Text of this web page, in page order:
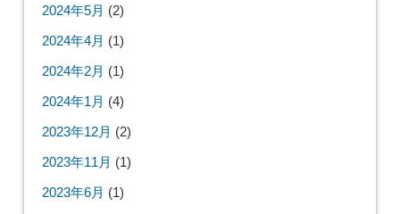
2024年5月 (2)
2024年4月 (1)
2024年2月 (1)
2024年1月 (4)
2023年12月 (2)
2023年11月 (1)
2023年6月 (1)